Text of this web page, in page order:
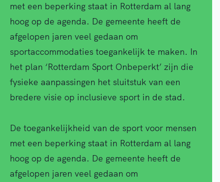
met een beperking staat in Rotterdam al lang
hoog op de agenda. De gemeente heeft de
afgelopen jaren veel gedaan om
sportaccommodaties toegankelijk te maken. In
het plan ‘Rotterdam Sport Onbeperkt’ zijn die
fysieke aanpassingen het sluitstuk van een
bredere visie op inclusieve sport in de stad.
De toegankelijkheid van de sport voor mensen
met een beperking staat in Rotterdam al lang
hoog op de agenda. De gemeente heeft de
afgelopen jaren veel gedaan om